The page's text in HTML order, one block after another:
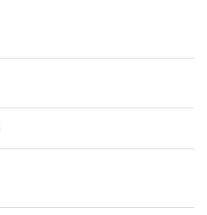
、プラス500円で承ります
購入いただけるとさらにお安く